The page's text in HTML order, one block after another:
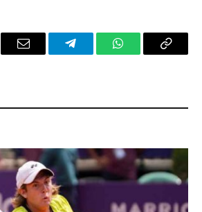
Email TelegramWhatsAppCopy